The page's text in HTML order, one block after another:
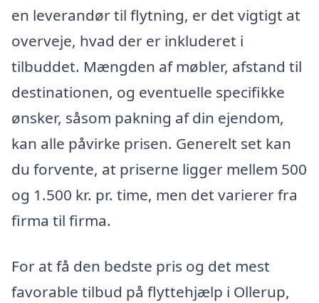
en leverandør til flytning, er det vigtigt at
overveje, hvad der er inkluderet i
tilbuddet. Mængden af møbler, afstand til
destinationen, og eventuelle specifikke
ønsker, såsom pakning af din ejendom,
kan alle påvirke prisen. Generelt set kan
du forvente, at priserne ligger mellem 500
og 1.500 kr. pr. time, men det varierer fra
firma til firma.
For at få den bedste pris og det mest
favorable tilbud på flyttehjælp i Ollerup,